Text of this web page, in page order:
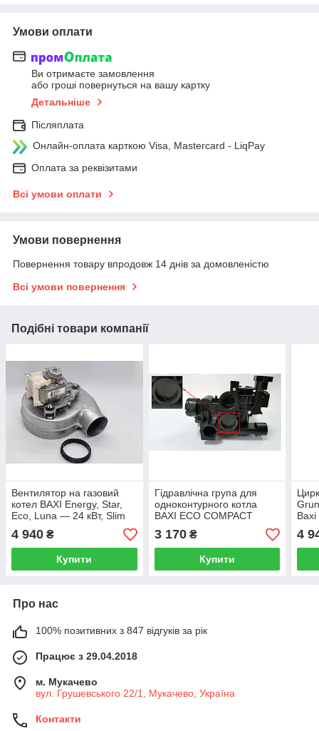
Умови оплати
Ви отримаєте замовлення
або гроші повернуться на вашу картку
Детальніше
Післяплата
Онлайн-оплата карткою Visa, Mastercard - LiqPay
Оплата за реквізитами
Всі умови оплати
Умови повернення
Повернення товару впродовж 14 днів за домовленістю
Всі умови повернення
Подібні товари компанії
Вентилятор на газовий
котел BAXI Energy, Star,
Eco, Luna — 24 кВт, Slim
5653850
4 940 ₴
Купити
Гідравлічна група для
одноконтурного котла
BAXI ECO COMPACT
5699200-1
3 170₴
Купити
4
Про нас
100% позитивних з 847 відгуків за рік
Працює з 29.04.2018
м. Мукачево
вул. Грушевського 22/1, Мукачево, Україна
Контакти